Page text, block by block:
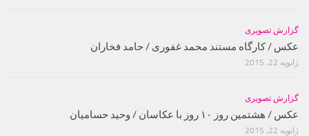
گزارش تصویری
عکس / کارگاه مستند محمد غفوری / حامد فخاران
ژانویه 22, 2015
گزارش تصویری
عکس / هشتمین روز ۱۰ روز با عکاسان / وحید حسامیان
ژانویه 22, 2015